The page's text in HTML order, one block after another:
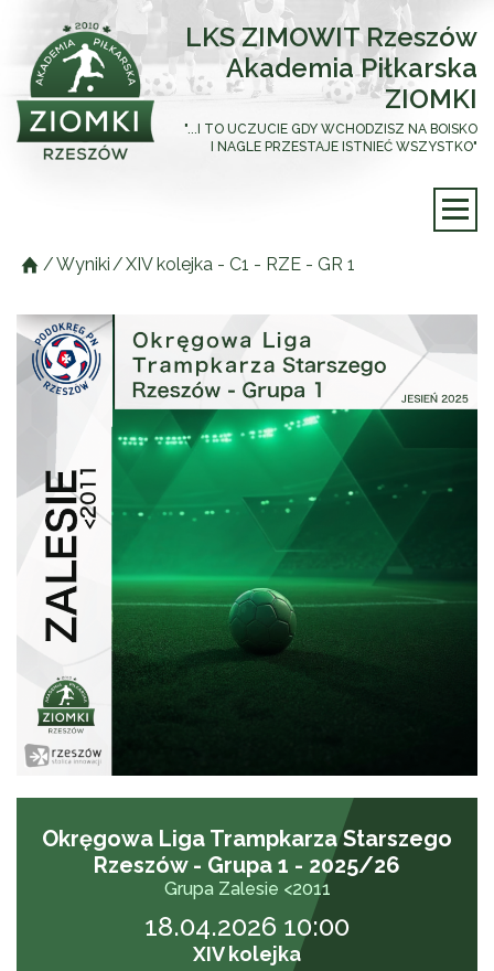
LKS ZIMOWIT Rzeszów
Akademia Piłkarska
ZIOMKI
"...I TO UCZUCIE GDY WCHODZISZ NA BOISKO
I NAGLE PRZESTAJE ISTNIEĆ WSZYSTKO"
/Wyniki /XIV kolejka - C1 - RZE - GR 1
Okręgowa Liga Trampkarza Starszego
Rzeszów - Grupa 1 - 2025/26
Grupa Zalesie <2011
18.04.2026 10:00
XIV kolejka